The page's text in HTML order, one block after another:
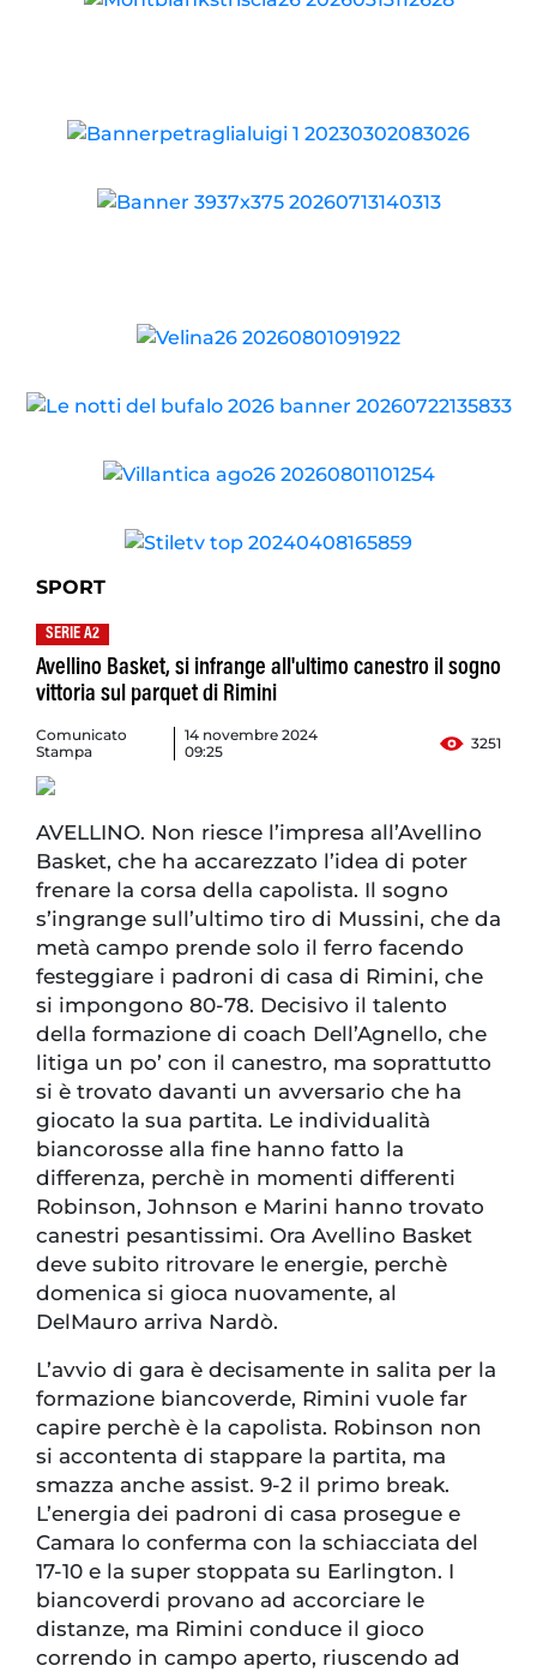
SPORT
SERIE A2
Avellino Basket, si infrange all'ultimo canestro il sogno
vittoria sul parquet di Rimini
Comunicato
Stampa
14 novembre 2024
09:25
3251
AVELLINO. Non riesce l’impresa all’Avellino
Basket, che ha accarezzato l’idea di poter
frenare la corsa della capolista. Il sogno
s’ingrange sull’ultimo tiro di Mussini, che da
metà campo prende solo il ferro facendo
festeggiare i padroni di casa di Rimini, che
si impongono 80-78. Decisivo il talento
della formazione di coach Dell’Agnello, che
litiga un po’ con il canestro, ma soprattutto
si è trovato davanti un avversario che ha
giocato la sua partita. Le individualità
biancorosse alla fine hanno fatto la
differenza, perchè in momenti differenti
Robinson, Johnson e Marini hanno trovato
canestri pesantissimi. Ora Avellino Basket
deve subito ritrovare le energie, perchè
domenica si gioca nuovamente, al
DelMauro arriva Nardò.
L’avvio di gara è decisamente in salita per la
formazione biancoverde, Rimini vuole far
capire perchè è la capolista. Robinson non
si accontenta di stappare la partita, ma
smazza anche assist. 9-2 il primo break.
L’energia dei padroni di casa prosegue e
Camara lo conferma con la schiacciata del
17-10 e la super stoppata su Earlington. I
biancoverdi provano ad accorciare le
distanze, ma Rimini conduce il gioco
correndo in campo aperto, riuscendo ad